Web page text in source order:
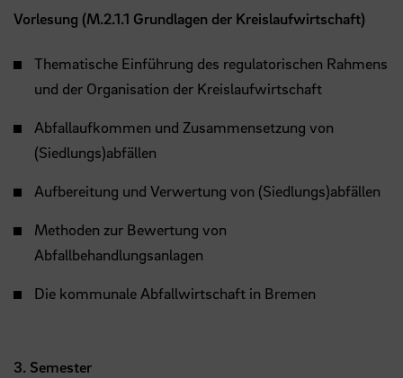
Vorlesung (M.2.1.1 Grundlagen der Kreislaufwirtschaft)
Thematische Einführung des regulatorischen Rahmens
und der Organisation der Kreislaufwirtschaft
Abfallaufkommen und Zusammensetzung von
(Siedlungs)abfällen
Aufbereitung und Verwertung von (Siedlungs)abfällen
Methoden zur Bewertung von
Abfallbehandlungsanlagen
Die kommunale Abfallwirtschaft in Bremen
3. Semester